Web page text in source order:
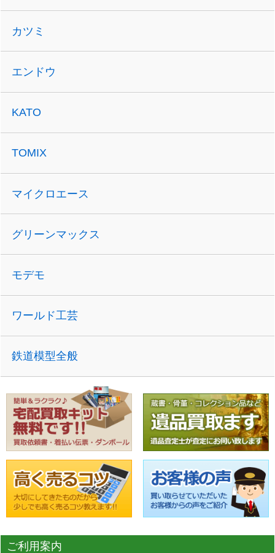
カツミ
エンドウ
KATO
TOMIX
マイクロエース
グリーンマックス
モデモ
ワールド工芸
鉄道模型全般
ご利用案内